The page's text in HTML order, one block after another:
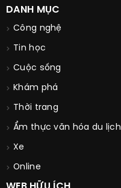
DANH MỤC
Công nghệ
Tin học
Cuộc sống
Khám phá
Thời trang
Ẩm thực văn hóa du lịch
Xe
Online